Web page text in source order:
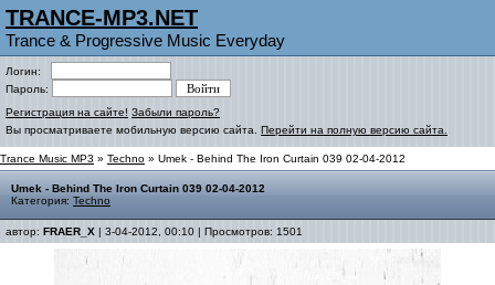
TRANCE-MP3.NET
Trance & Progressive Music Everyday
Логин:
Пароль:
Регистрация на сайте! Забыли пароль?
Вы просматриваете мобильную версию сайта. Перейти на полную версию сайта.
Trance Music MP3 » Techno » Umek - Behind The Iron Curtain 039 02-04-2012
Umek - Behind The Iron Curtain 039 02-04-2012
Категория: Techno
автор: FRAER_X | 3-04-2012, 00:10 | Просмотров: 1501